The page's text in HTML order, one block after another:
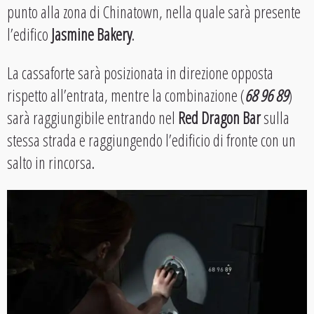
punto alla zona di Chinatown, nella quale sarà presente
l’edificoJasmine Bakery.
La cassaforte sarà posizionata in direzione opposta
rispetto all’entrata, mentre la combinazione (68 96 89)
sarà raggiungibile entrando nel Red Dragon Barsulla
stessa strada e raggiungendo l’edificio di fronte con un
salto in rincorsa.